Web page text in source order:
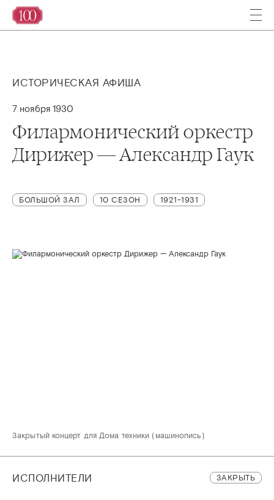
ИСТОРИЧЕСКАЯ АФИША
7 ноября 1930
Филармонический оркестр
Дирижер — Александр Гаук
БОЛЬШОЙ ЗАЛ 10 СЕЗОН 1921-1931
Закрытый концерт для Дома техники (машинопись)
ИСПОЛНИТЕЛИ ЗАКРЫТЬ